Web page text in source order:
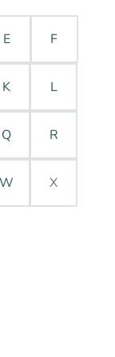
E F
K L
Q R
W X